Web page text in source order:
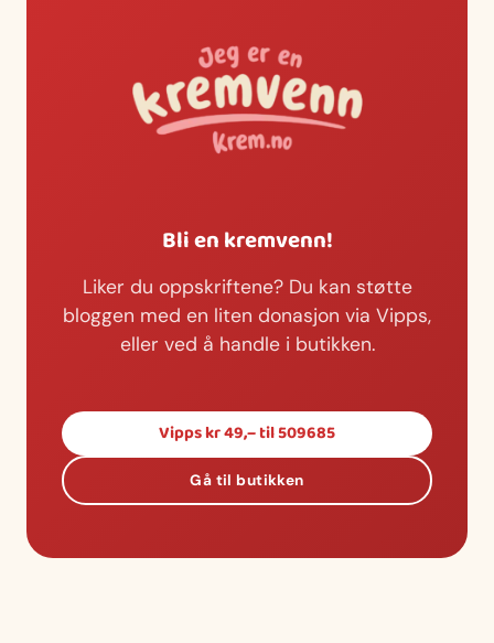
Bli en kremvenn!
Liker du oppskriftene? Du kan støtte
bloggen med en liten donasjon via Vipps,
eller ved å handle i butikken.
Vipps kr 49,– til 509685
Gå til butikken